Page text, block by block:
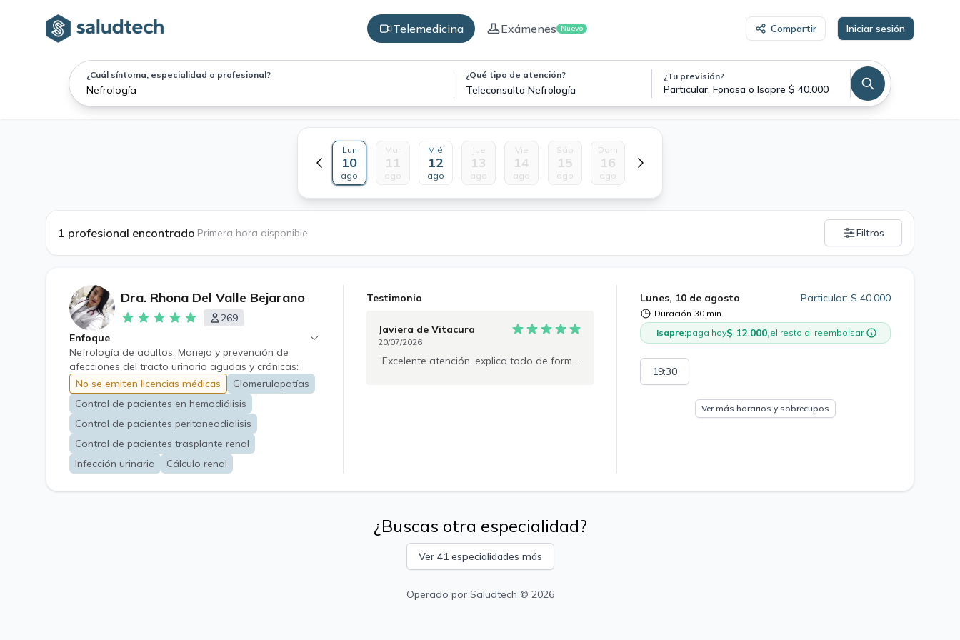
Telemedicina Exámenes Nuevo Compartir Iniciar sesión
¿Cuál síntoma, especialidad o profesional? ¿Qué tipo de atención?
Teleconsulta Nefrología
¿Tu previsión?
Particular, Fonasa o Isapre $ 40.000
Lun
10
ago
Mar
11
ago
Mié
12
ago
Jue
13
ago
Vie
14
ago
Sáb
15
ago
Dom
16
ago
1 profesional encontrado Primera hora disponible Filtros
Dra. Rhona Del Valle Bejarano
269
Enfoque
Nefrología de adultos. Manejo y prevención de
afecciones del tracto urinario agudas y crónicas:
Infecciones del tracto urinario, litiasis renal y
trastornos de metabolismo mineral óseo.
Glomerulopatías. Control de pacientes en
hemodiálisis, peritoneodialisis y trasplante renal.
No se emiten licencias médicas
Glomerulopatías
Control de pacientes en hemodiálisis
Control de pacientes peritoneodialisis
Control de pacientes trasplante renal
Infección urinaria
Cálculo renal
Lunes, 10 de agosto
Duración 30 min
Particular: $ 40.000
Isapre:paga hoy$ 12.000,el resto al reembolsar
19:30
Ver más horarios y sobrecupos
Testimonio
Javiera de Vitacura
20/07/2026
Excelente atención, explica todo de forma fácil para comprender y aclara todas las dudas. Atiende con calma y puntual
¿Buscas otra especialidad?
Ver 41 especialidades más
Operado por Saludtech © 2026